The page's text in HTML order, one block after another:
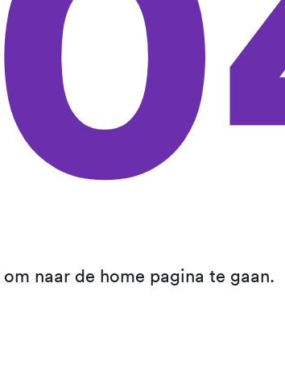
om naar de home pagina te gaan.